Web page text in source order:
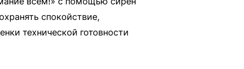
спокойствие,
технической готовности